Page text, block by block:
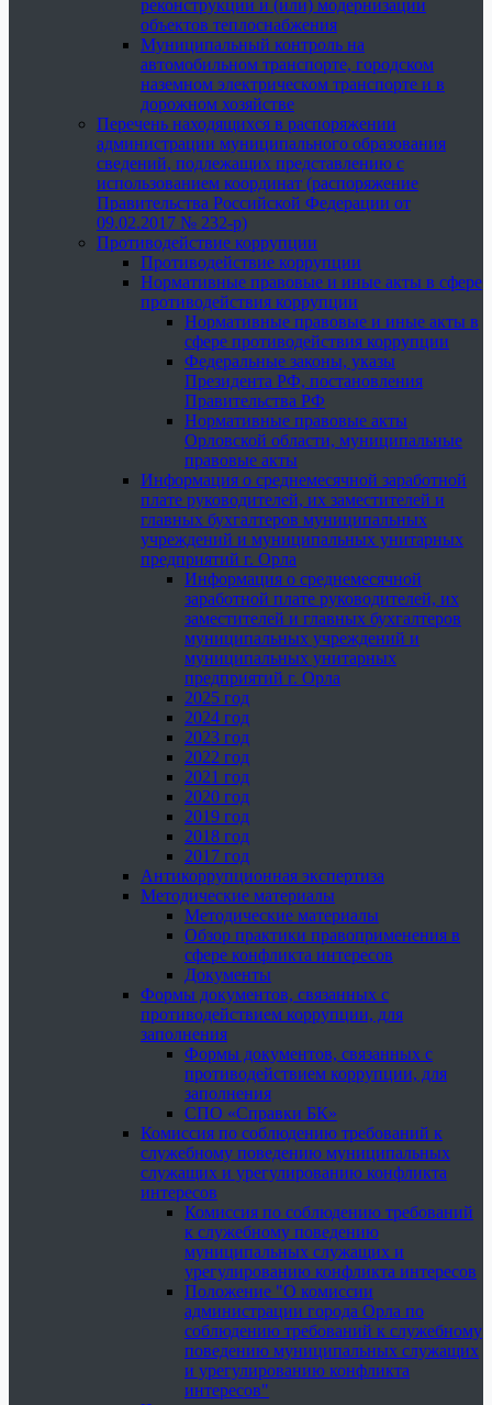
реконструкции и (или) модернизации
объектов теплоснабжения
Муниципальный контроль на
автомобильном транспорте, городском
наземном электрическом транспорте и в
дорожном хозяйстве
Перечень находящихся в распоряжении
администрации муниципального образования
сведений, подлежащих представлению с
использованием координат (распоряжение
Правительства Российской Федерации от
09.02.2017 № 232-р)
Противодействие коррупции
Противодействие коррупции
Нормативные правовые и иные акты в сфере
противодействия коррупции
Нормативные правовые и иные акты в
сфере противодействия коррупции
Федеральные законы, указы
Президента РФ, постановления
Правительства РФ
Нормативные правовые акты
Орловской области, муниципальные
правовые акты
Информация о среднемесячной заработной
плате руководителей, их заместителей и
главных бухгалтеров муниципальных
учреждений и муниципальных унитарных
предприятий г. Орла
Информация о среднемесячной
заработной плате руководителей, их
заместителей и главных бухгалтеров
муниципальных учреждений и
муниципальных унитарных
предприятий г. Орла
2025 год
2024 год
2023 год
2022 год
2021 год
2020 год
2019 год
2018 год
2017 год
Антикоррупционная экспертиза
Методические материалы
Методические материалы
Обзор практики правоприменения в
сфере конфликта интересов
Документы
Формы документов, связанных с
противодействием коррупции, для
заполнения
Формы документов, связанных с
противодействием коррупции, для
заполнения
СПО «Справки БК»
Комиссия по соблюдению требований к
служебному поведению муниципальных
служащих и урегулированию конфликта
интересов
Комиссия по соблюдению требований
к служебному поведению
муниципальных служащих и
урегулированию конфликта интересов
Положение "О комиссии
администрации города Орла по
соблюдению требований к служебному
поведению муниципальных служащих
и урегулированию конфликта
интересов"